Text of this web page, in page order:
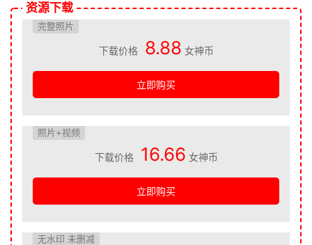
资源下载
完整照片
下载价格 8.88 女神币
立即购买
照片+视频
下载价格 16.66 女神币
立即购买
无水印 未删减